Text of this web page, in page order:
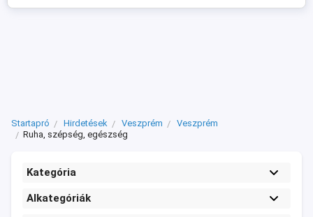
Startapró Hirdetések Veszprém
Veszprém
Ruha, szépség, egészség
Kategória
Alkategóriák